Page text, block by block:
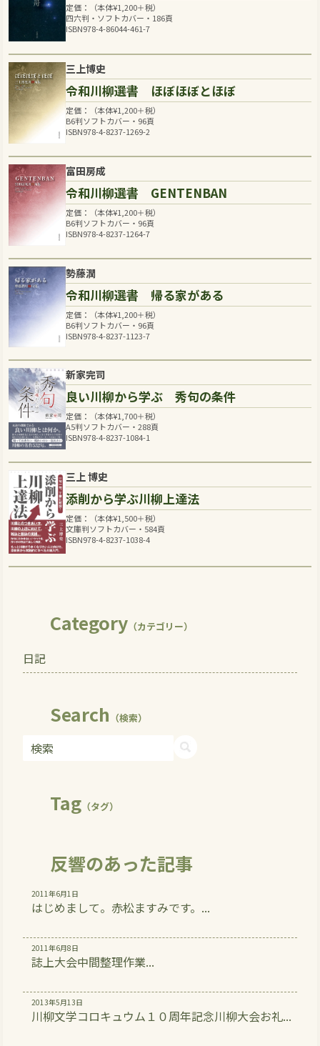
定価：（本体¥1,200＋税）
四六判・ソフトカバー・186頁
ISBN978-4-86044-461-7
三上博史
令和川柳選書 ほぼほぼとほぼ
定価：（本体¥1,200＋税）
B6判ソフトカバー・96頁
ISBN978-4-8237-1269-2
富田房成
令和川柳選書 GENTENBAN
定価：（本体¥1,200＋税）
B6判ソフトカバー・96頁
ISBN978-4-8237-1264-7
勢藤潤
令和川柳選書 帰る家がある
定価：（本体¥1,200＋税）
B6判ソフトカバー・96頁
ISBN978-4-8237-1123-7
新家完司
良い川柳から学ぶ 秀句の条件
定価：（本体¥1,700＋税）
A5判ソフトカバー・288頁
ISBN978-4-8237-1084-1
三上 博史
添削から学ぶ川柳上達法
定価：（本体¥1,500＋税）
文庫判ソフトカバー・584頁
ISBN978-4-8237-1038-4
Category （カテゴリー）
日記
Search （検索）
Tag（タグ）
反響のあった記事
2011年6月1日
はじめまして。赤松ますみです。...
2011年6月8日
誌上大会中間整理作業...
2013年5月13日
川柳文学コロキュウム１０周年記念川柳大会お礼...